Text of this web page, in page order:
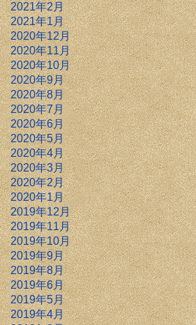
2021年2月
2021年1月
2020年12月
2020年11月
2020年10月
2020年9月
2020年8月
2020年7月
2020年6月
2020年5月
2020年4月
2020年3月
2020年2月
2020年1月
2019年12月
2019年11月
2019年10月
2019年9月
2019年8月
2019年6月
2019年5月
2019年4月